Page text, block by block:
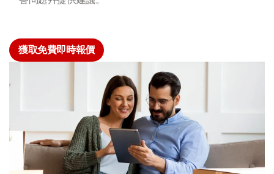
獲取免費即時報價